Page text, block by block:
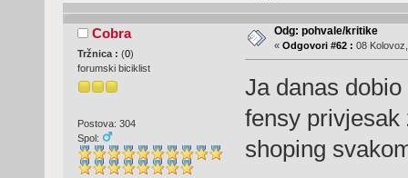
Cobra
Tržnica : (0)
forumski biciklist
Postova: 304
Spol:
Odg: pohvale/kritike
« Odgovori #62 : 08
Ja danas
fensy
shoping